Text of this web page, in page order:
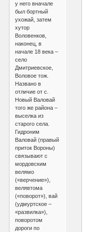
у него вначале
был бортный
ухожай, затем
хутор
Воловенков,
наконец, в
начале 18 века –
село
Дмитриевское,
Воловое тож.
Названо в
отличие от с.
Новый Валовай
того же района –
выселка из
старого села.
Гидроним
Валовай (правый
приток Вороны)
связывают с
мордовским
велямо
(«верчение»),
велявтома
(«поворот»), вай
(удмуртское –
«развилка»),
поворотом
дороги по